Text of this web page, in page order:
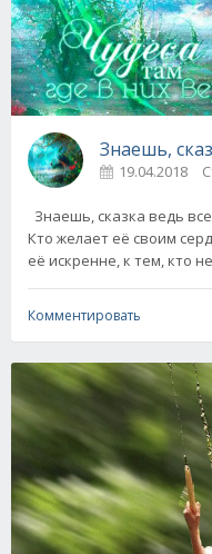
Знаешь,
19.04.2018
Знаешь, сказка ведь
Кто желает её своим сердцем, и
Комментировать